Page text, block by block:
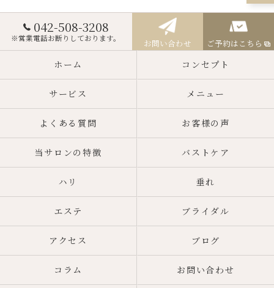
042-508-3208
※営業電話お断りしております。 お問い合わせ ご予約はこちら
ホーム コンセプト
サービス メニュー
よくある質問 お客様の声
当サロンの特徴 バストケア
ハリ 垂れ
エステ ブライダル
アクセス ブログ
コラム お問い合わせ